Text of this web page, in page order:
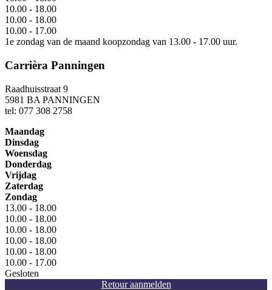
10.00 - 18.00
10.00 - 18.00
10.00 - 17.00
1e zondag van de maand koopzondag van 13.00 - 17.00 uur.
Carrièra Panningen
Raadhuisstraat 9
5981 BA PANNINGEN
tel: 077 308 2758
Maandag
Dinsdag
Woensdag
Donderdag
Vrijdag
Zaterdag
Zondag
13.00 - 18.00
10.00 - 18.00
10.00 - 18.00
10.00 - 18.00
10.00 - 18.00
10.00 - 17.00
Gesloten
Retour aanmelden